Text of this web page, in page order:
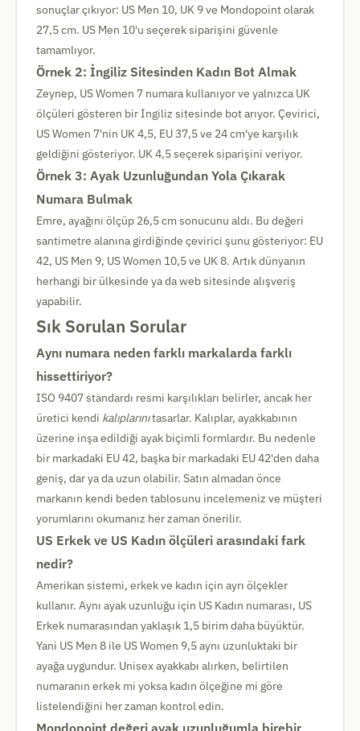
sonuçlar çıkıyor: US Men 10, UK 9 ve Mondopoint olarak
27,5 cm. US Men 10'u seçerek siparişini güvenle
tamamlıyor.
Örnek 2: İngiliz Sitesinden Kadın Bot Almak
Zeynep, US Women 7 numara kullanıyor ve yalnızca UK
ölçüleri gösteren bir İngiliz sitesinde bot arıyor. Çevirici,
US Women 7'nin UK 4,5, EU 37,5 ve 24 cm'ye karşılık
geldiğini gösteriyor. UK 4,5 seçerek siparişini veriyor.
Örnek 3: Ayak Uzunluğundan Yola Çıkarak
Numara Bulmak
Emre, ayağını ölçüp 26,5 cm sonucunu aldı. Bu değeri
santimetre alanına girdiğinde çevirici şunu gösteriyor: EU
42, US Men 9, US Women 10,5 ve UK 8. Artık dünyanın
herhangi bir ülkesinde ya da web sitesinde alışveriş
yapabilir.
Sık Sorulan Sorular
Aynı numara neden farklı markalarda farklı
hissettiriyor?
ISO 9407 standardı resmi karşılıkları belirler, ancak her
üretici kendi kalıplarınıtasarlar. Kalıplar, ayakkabının
üzerine inşa edildiği ayak biçimli formlardır. Bu nedenle
bir markadaki EU 42, başka bir markadaki EU 42'den daha
geniş, dar ya da uzun olabilir. Satın almadan önce
markanın kendi beden tablosunu incelemeniz ve müşteri
yorumlarını okumanız her zaman önerilir.
US Erkek ve US Kadın ölçüleri arasındaki fark
nedir?
Amerikan sistemi, erkek ve kadın için ayrı ölçekler
kullanır. Aynı ayak uzunluğu için US Kadın numarası, US
Erkek numarasından yaklaşık 1,5 birim daha büyüktür.
Yani US Men 8 ile US Women 9,5 aynı uzunluktaki bir
ayağa uygundur. Unisex ayakkabı alırken, belirtilen
numaranın erkek mi yoksa kadın ölçeğine mi göre
listelendiğini her zaman kontrol edin.